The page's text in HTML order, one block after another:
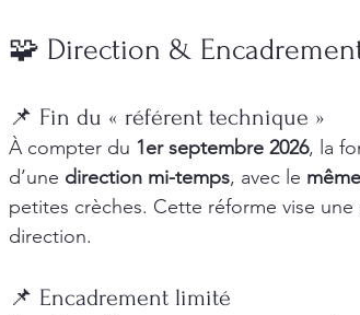
🧩 Direction &
📌 Fin du « référent technique »
À compter du 1er septembre 2026, la
d’une direction mi-temps, avec le
petites crèches. Cette réforme vise
direction.
📌 Encadrement limité